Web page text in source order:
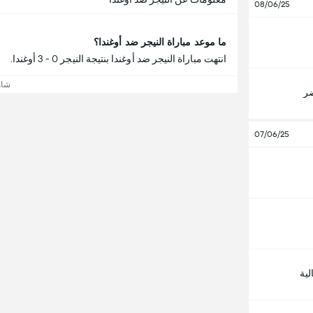
08/06/25
07/06/25
ما موعد مباراة النيجر ضد أوغندا؟
انتهت مباراة النيجر ضد أوغندا بنتيجة النيجر 0 - 3 أوغندا.